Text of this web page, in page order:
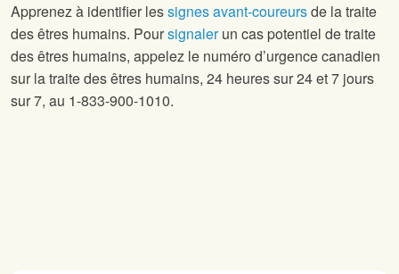
Apprenez à identifier lessignes avant-coureursde la traite
des êtres humains. Poursignalerun cas potentiel de traite
des êtres humains, appelez le numéro d’urgence canadien
sur la traite des êtres humains, 24 heures sur 24 et 7 jours
sur 7, au 1-833-900-1010.